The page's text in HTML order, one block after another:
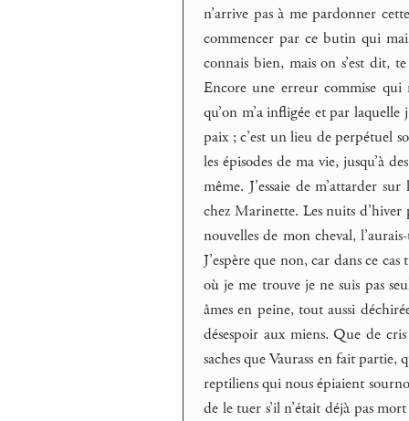
n’arrive pas à me pardonner
commencer par ce butin qui
connais bien, mais on s’est dit,
Encore une erreur commise
qu’on m’a infligée et par
paix ; c’est un lieu de perpétuel
les épisodes de ma vie, jusqu’à
même. J’essaie de m’attarder
chez Marinette. Les nuits d’hiver
nouvelles de mon cheval,
J’espère que non, car dans ce
où je me trouve je ne suis pas
âmes en peine, tout aussi
désespoir aux miens. Que de
saches que Vaurass en fait partie,
reptiliens qui nous épiaient
de le tuer s’il n’était déjà pas